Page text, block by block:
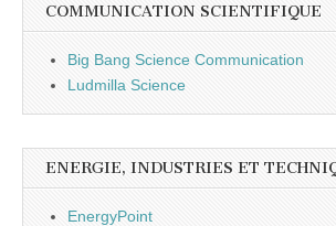
COMMUNICATION SCIENTIFIQUE
Big Bang Science Communication
Ludmilla Science
ENERGIE, INDUSTRIES ET
EnergyPoint